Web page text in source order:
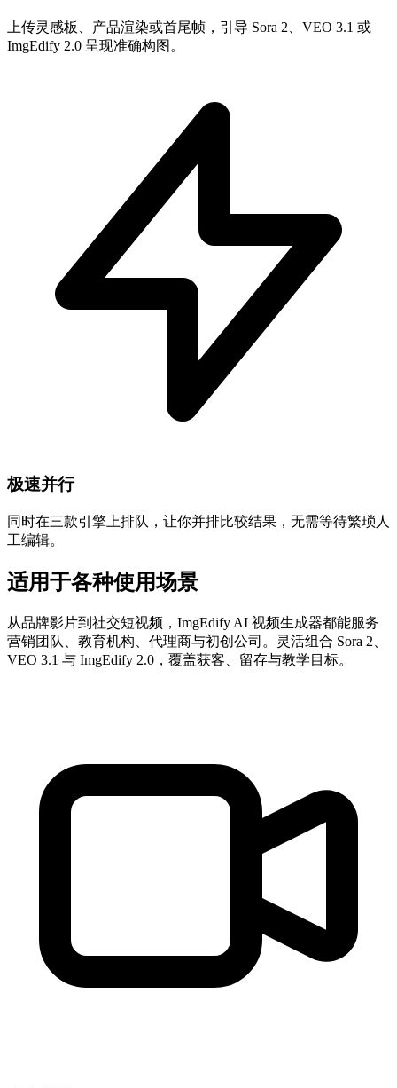
上传灵感板、产品渲染或首尾帧，引导 Sora 2、VEO 3.1 或
ImgEdify 2.0 呈现准确构图。
极速并行
同时在三款引擎上排队，让你并排比较结果，无需等待繁琐人
工编辑。
适用于各种使用场景
从品牌影片到社交短视频，ImgEdify AI 视频生成器都能服务
营销团队、教育机构、代理商与初创公司。灵活组合 Sora 2、
VEO 3.1 与 ImgEdify 2.0，覆盖获客、留存与教学目标。